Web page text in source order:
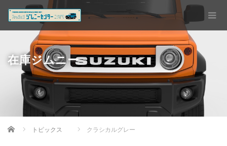
在庫ジムニー
Home トピックス クラシカルグレー